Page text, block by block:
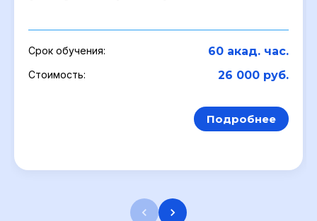
Срок обучения: 60 акад. час.
Cтоимость: 26 000 руб.
Подробнее